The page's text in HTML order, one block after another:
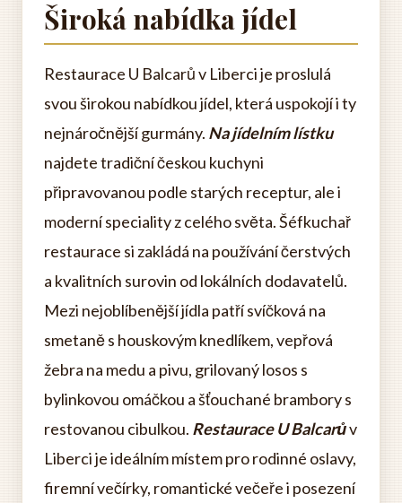
Široká nabídka jídel
Restaurace U Balcarů v Liberci je proslulá
svou širokou nabídkou jídel, která uspokojí i ty
nejnáročnější gurmány. Na jídelním lístku
najdete tradiční českou kuchyni
připravovanou podle starých receptur, ale i
moderní speciality z celého světa. Šéfkuchař
restaurace si zakládá na používání čerstvých
a kvalitních surovin od lokálních dodavatelů.
Mezi nejoblíbenější jídla patří svíčková na
smetaně s houskovým knedlíkem, vepřová
žebra na medu a pivu, grilovaný losos s
bylinkovou omáčkou a šťouchané brambory s
restovanou cibulkou. Restaurace U Balcarův
Liberci je ideálním místem pro rodinné oslavy,
firemní večírky, romantické večeře i posezení